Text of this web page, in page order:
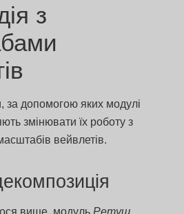
з
за допомогою яких модулі
змінювати їх роботу з
вейвлетів.
вище, модульРетуш